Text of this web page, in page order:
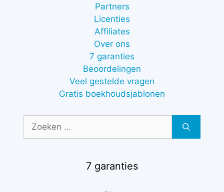
Partners
Licenties
Affiliates
Over ons
7 garanties
Beoordelingen
Veel gestelde vragen
Gratis boekhoudsjablonen
Zoek
7 garanties